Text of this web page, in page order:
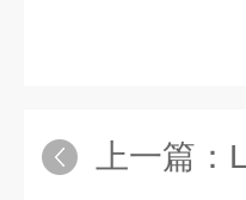
上一篇：